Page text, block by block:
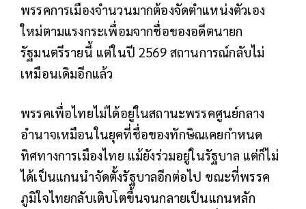
พรรคการเมืองจำนวนมากต้องจัดตำแหน่งตัวเอง
ใหม่ตามแรงกระเพื่อมจากชื่อของอดีตนายก
รัฐมนตรีรายนี้ แต่ในปี 2569 สถานการณ์กลับไม่
เหมือนเดิมอีกแล้ว
พรรคเพื่อไทยไม่ได้อยู่ในสถานะพรรคศูนย์กลาง
อำนาจเหมือนในยุคที่ชื่อของทักษิณเคยกำหนด
ทิศทางการเมืองไทย แม้ยังร่วมอยู่ในรัฐบาล แต่ก็ไม่
ได้เป็นแกนนำจัดตั้งรัฐบาลอีกต่อไป ขณะที่พรรค
ภูมิใจไทยกลับเติบโตขึ้นจนกลายเป็นแกนหลัก